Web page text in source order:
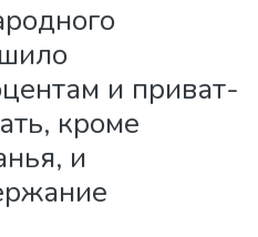
и приват-
кроме
и